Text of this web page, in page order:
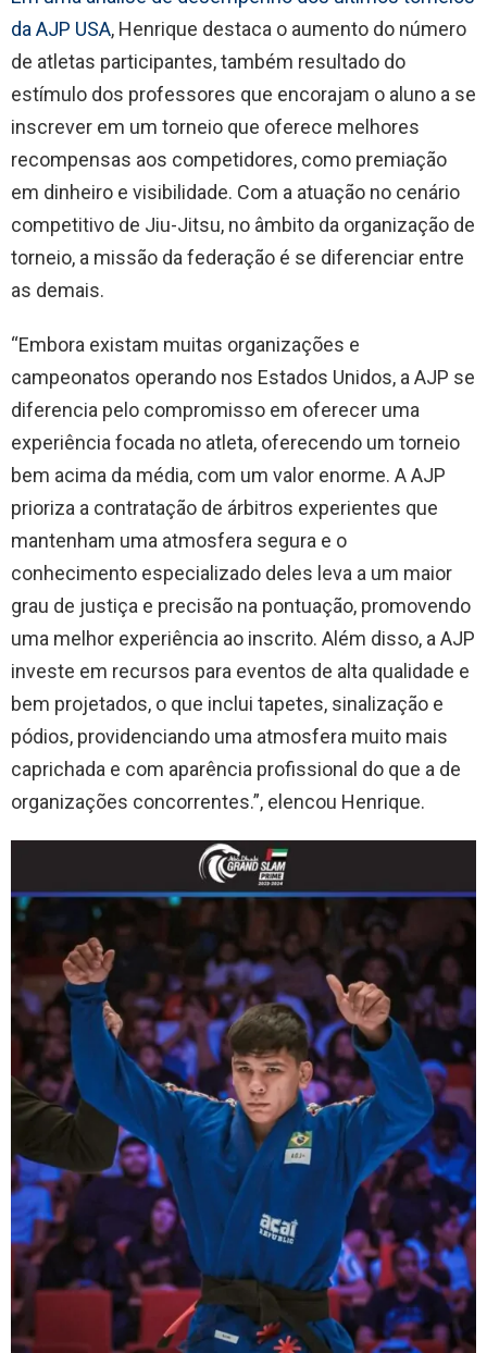
da AJP USA, Henrique destaca o aumento do número
de atletas participantes, também resultado do
estímulo dos professores que encorajam o aluno a se
inscrever em um torneio que oferece melhores
recompensas aos competidores, como premiação
em dinheiro e visibilidade. Com a atuação no cenário
competitivo de Jiu-Jitsu, no âmbito da organização de
torneio, a missão da federação é se diferenciar entre
as demais.
“Embora existam muitas organizações e
campeonatos operando nos Estados Unidos, a AJP se
diferencia pelo compromisso em oferecer uma
experiência focada no atleta, oferecendo um torneio
bem acima da média, com um valor enorme. A AJP
prioriza a contratação de árbitros experientes que
mantenham uma atmosfera segura e o
conhecimento especializado deles leva a um maior
grau de justiça e precisão na pontuação, promovendo
uma melhor experiência ao inscrito. Além disso, a AJP
investe em recursos para eventos de alta qualidade e
bem projetados, o que inclui tapetes, sinalização e
pódios, providenciando uma atmosfera muito mais
caprichada e com aparência profissional do que a de
organizações concorrentes.”, elencou Henrique.